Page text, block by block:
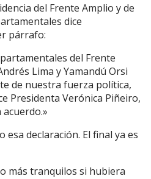
del Frente Amplio y de
dice
párrafo:
del Frente
Lima y Yamandú Orsi
de nuestra fuerza política,
Presidenta Verónica Piñeiro,
esa declaración. El final ya es
más tranquilos si hubiera